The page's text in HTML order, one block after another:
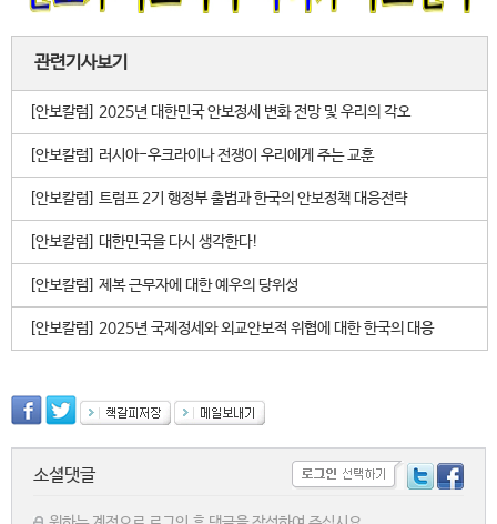
관련기사보기
[안보칼럼] 2025년 대한민국 안보정세 변화 전망 및 우리의 각오
[안보칼럼] 러시아-우크라이나 전쟁이 우리에게 주는 교훈
[안보칼럼] 트럼프 2기 행정부 출범과 한국의 안보정책 대응전략
[안보칼럼] 대한민국을 다시 생각한다!
[안보칼럼] 제복 근무자에 대한 예우의 당위성
[안보칼럼] 2025년 국제정세와 외교안보적 위협에 대한 한국의 대응
소셜댓글